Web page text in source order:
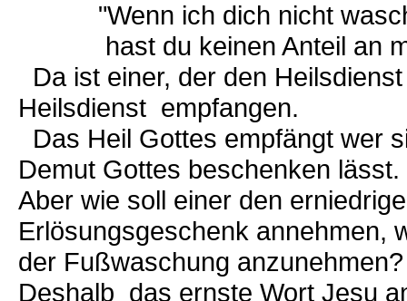
"Wenn ich dich nicht
hast du keinen Anteil an
Da ist einer, der den
Heilsdienst empfangen.
Das Heil Gottes empfängt wer
Demut Gottes beschenken lässt.
Aber wie soll einer den
Erlösungsgeschenk annehmen,
der Fußwaschung anzunehmen?
Deshalb das ernste Wort Jesu